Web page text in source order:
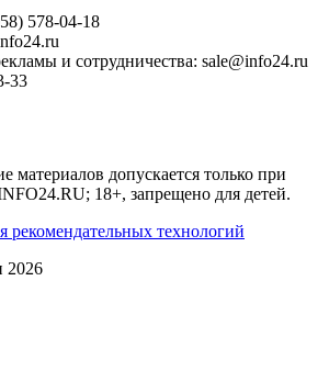
578-04-18
и сотрудничества: sale@info24.ru
33
материалов допускается только при
18+, запрещено для детей.
рекомендательных технологий
2026